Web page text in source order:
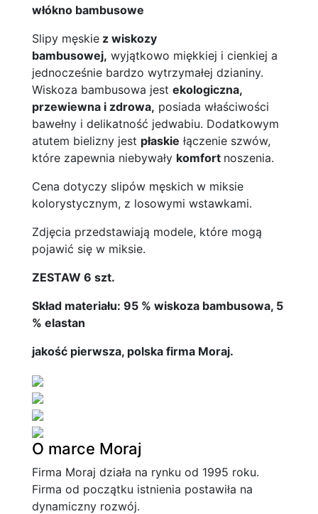
włókno bambusowe
Slipy męskie z wiskozy
bambusowej, wyjątkowo miękkiej i cienkiej a
jednocześnie bardzo wytrzymałej dzianiny.
Wiskoza bambusowa jest ekologiczna,
przewiewna i zdrowa, posiada właściwości
bawełny i delikatność jedwabiu. Dodatkowym
atutem bielizny jest płaskie łączenie szwów,
które zapewnia niebywały komfort noszenia.
Cena dotyczy slipów męskich w miksie
kolorystycznym, z losowymi wstawkami.
Zdjęcia przedstawiają modele, które mogą
pojawić się w miksie.
ZESTAW 6 szt.
Skład materiału: 95 % wiskoza bambusowa, 5
% elastan
jakość pierwsza, polska firma Moraj.
O marce Moraj
Firma Moraj działa na rynku od 1995 roku.
Firma od początku istnienia postawiła na
dynamiczny rozwój.